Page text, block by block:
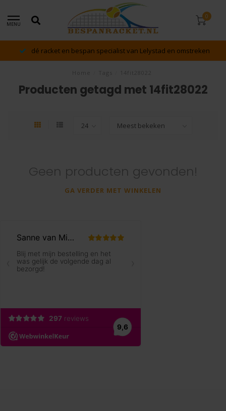
MENU
0
dé racket en bespan specialist van Lelystad en omstreken
Producten getagd met 14fit28022
Geen producten gevonden!
GA VERDER MET WINKELEN